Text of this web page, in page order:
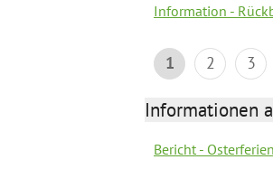
Information -
1 2 3
Informationen
Bericht -